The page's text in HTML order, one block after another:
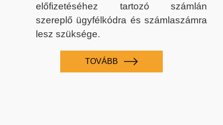
előfizetéséhez tartozó számlán
szereplő ügyfélkódra és számlaszámra
lesz szüksége.
TOVÁBB